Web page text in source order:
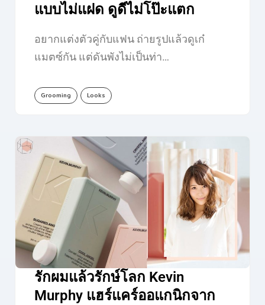
แบบไม่แฝด ดูดีไม่โป๊ะแตก
อยากแต่งตัวคู่กับแฟน ถ่ายรูปแล้วดูเก๋
แมตซ์กัน แต่ดันพังไม่เป็นท่า…
Grooming Looks
รักผมแล้วรักษ์โลก Kevin
Murphy แฮร์แคร์ออแกนิกจาก